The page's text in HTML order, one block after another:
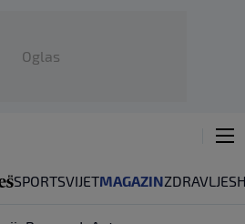
Oglas
SPORTSVIJETMAGAZINZDRAVLJE